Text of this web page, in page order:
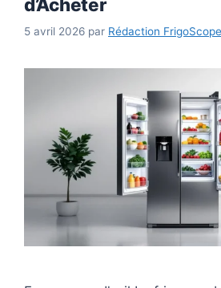
d’Acheter
5 avril 2026 par Rédaction FrigoScope